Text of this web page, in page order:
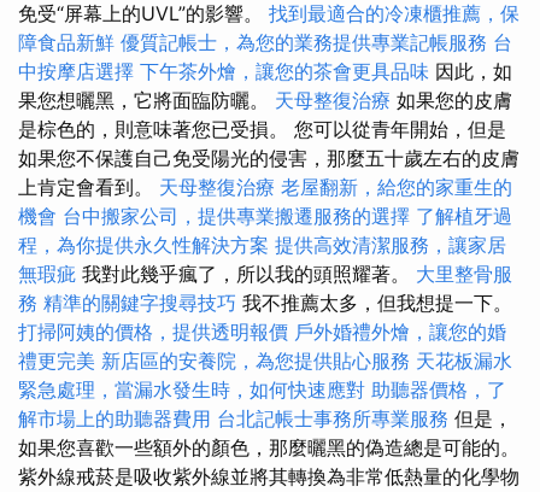
免受“屏幕上的UVL”的影響。 找到最適合的冷凍櫃推薦，保
障食品新鮮 優質記帳士，為您的業務提供專業記帳服務 台
中按摩店選擇 下午茶外燴，讓您的茶會更具品味 因此，如
果您想曬黑，它將面臨防曬。 天母整復治療 如果您的皮膚
是棕色的，則意味著您已受損。 您可以從青年開始，但是
如果您不保護自己免受陽光的侵害，那麼五十歲左右的皮膚
上肯定會看到。 天母整復治療 老屋翻新，給您的家重生的
機會 台中搬家公司，提供專業搬遷服務的選擇 了解植牙過
程，為你提供永久性解決方案 提供高效清潔服務，讓家居
無瑕疵 我對此幾乎瘋了，所以我的頭照耀著。 大里整骨服
務 精準的關鍵字搜尋技巧 我不推薦太多，但我想提一下。
打掃阿姨的價格，提供透明報價 戶外婚禮外燴，讓您的婚
禮更完美 新店區的安養院，為您提供貼心服務 天花板漏水
緊急處理，當漏水發生時，如何快速應對 助聽器價格，了
解市場上的助聽器費用 台北記帳士事務所專業服務 但是，
如果您喜歡一些額外的顏色，那麼曬黑的偽造總是可能的。
紫外線戒菸是吸收紫外線並將其轉換為非常低熱量的化學物